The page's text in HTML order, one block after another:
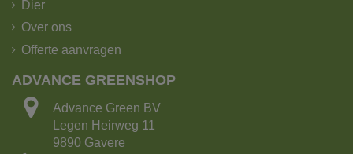
De kipoplegger heeft het grootste laadvermogen!
Dier
Over ons
Offerte aanvragen
ADVANCE GREENSHOP
Advance Green BV
Legen Heirweg 11
9890 Gavere